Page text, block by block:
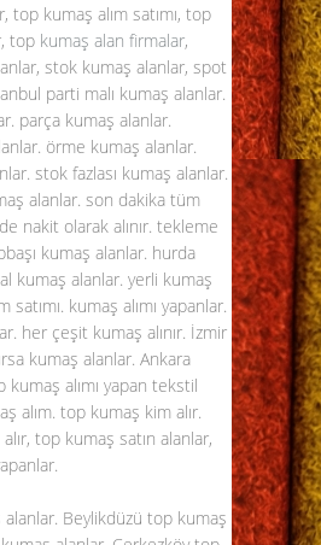
top kumaş alım satımı, top
top kumaş alan firmalar,
stok kumaş alanlar, spot
parti malı kumaş alanlar.
parça kumaş alanlar.
örme kumaş alanlar.
stok fazlası kumaş alanlar.
alanlar. son dakika tüm
nakit olarak alınır. tekleme
kumaş alanlar. hurda
kumaş alanlar. yerli kumaş
satımı. kumaş alımı yapanlar.
her çeşit kumaş alınır. İzmir
kumaş alanlar. Ankara
kumaş alımı yapan tekstil
alım. top kumaş kim alır.
top kumaş satın alanlar,
Beylikdüzü top kumaş